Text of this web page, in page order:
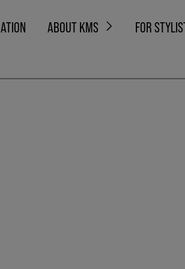
ABOUT KMS FOR